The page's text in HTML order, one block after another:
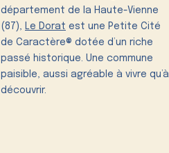
département de la Haute-Vienne
(87),
Le Dorat est une Petite Cité
de Caractère® dotée d’un riche
passé historique. Une commune
paisible, aussi agréable à vivre qu’à
découvrir.